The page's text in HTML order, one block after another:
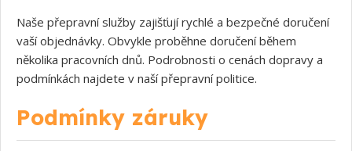
Naše přepravní služby zajišťují rychlé a bezpečné doručení
vaší objednávky. Obvykle proběhne doručení během
několika pracovních dnů. Podrobnosti o cenách dopravy a
podmínkách najdete v naší přepravní politice.
Podmínky záruky